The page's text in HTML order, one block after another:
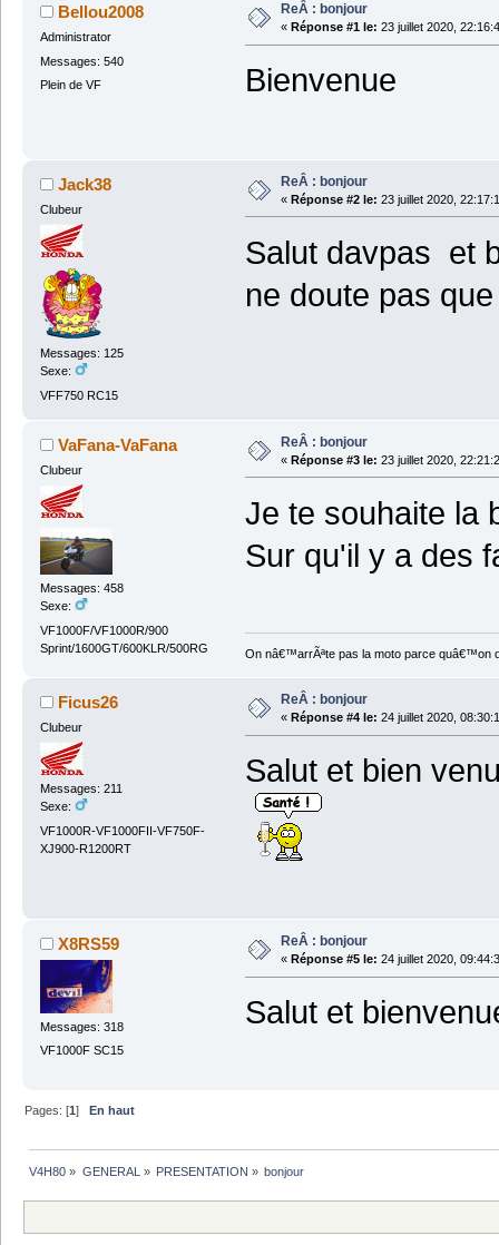
Bellou2008
Administrator
Messages: 540
Plein de VF
ReÂ : bonjour
« Réponse #1 le: 23 juillet 2020,
Bienvenue
Jack38
Clubeur
Messages: 125
Sexe:
VFF750 RC15
ReÂ : bonjour
« Réponse #2 le: 23 juillet 2020,
Salut davpas et
ne doute pas
VaFana-VaFana
Clubeur
Messages: 458
Sexe:
VF1000F/VF1000R/900
Sprint/1600GT/600KLR/500RG
ReÂ : bonjour
« Réponse #3 le: 23 juillet 2020,
Je te souhaite
Sur qu'il y a des
On nâ€™arrÃªte pas la moto parce quâ€™on
Ficus26
Clubeur
Messages: 211
Sexe:
VF1000R-VF1000FII-VF750F-
XJ900-R1200RT
ReÂ : bonjour
« Réponse #4 le: 24 juillet 2020,
Salut et bien
X8RS59
Messages: 318
VF1000F SC15
ReÂ : bonjour
« Réponse #5 le: 24 juillet 2020,
Salut et
Pages: [1] En haut
V4H80 » GENERAL » PRESENTATION » bonjour